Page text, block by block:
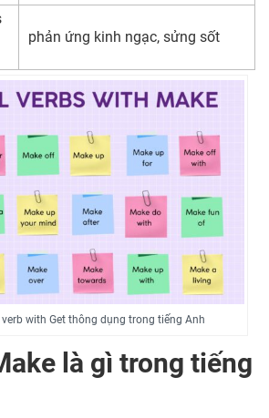
phản ứng kinh ngạc, sửng sốt
with Get thông dụng trong tiếng Anh
là gì trong tiếng